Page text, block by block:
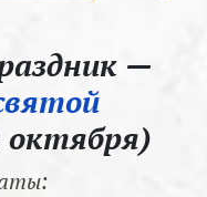
—
октября)